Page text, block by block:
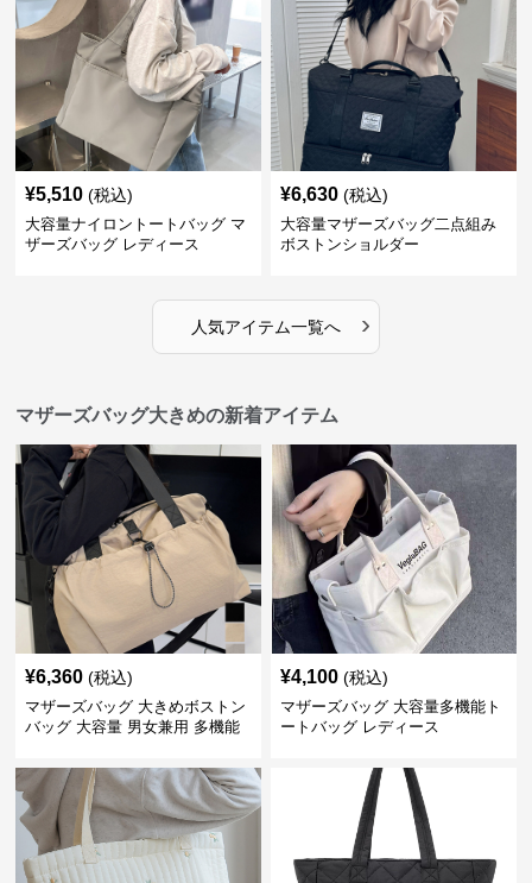
¥5,510 (税込)
大容量ナイロントートバッグ マ
ザーズバッグ レディース
¥6,630 (税込)
大容量マザーズバッグ二点組み
ボストンショルダー
人気アイテム一覧へ ›
マザーズバッグ大きめの新着アイテム
¥6,360 (税込)
マザーズバッグ 大きめボストン
バッグ 大容量 男女兼用 多機能
¥4,100 (税込)
マザーズバッグ 大容量多機能ト
ートバッグ レディース